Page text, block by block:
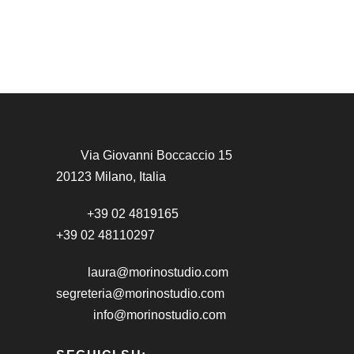
Via Giovanni Boccaccio 15
20123 Milano, Italia
+39 02 4819165
+39 02 48110297
laura@morinostudio.com
segreteria@morinostudio.com
info@morinostudio.com